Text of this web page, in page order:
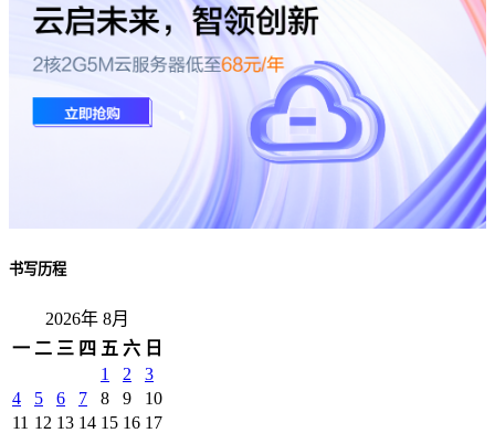
书写历程
2026年 8月
一 二 三 四 五 六 日
1
2
3
4
5 6 7 8 9
10
11 12 13 14 15 16 17